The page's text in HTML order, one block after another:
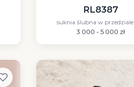
RL8387
suknia ślubna w przedziale
3 000 - 5 000 zł